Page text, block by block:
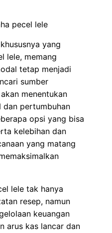
yang
lele, memang
tetap menjadi
sumber
menentukan
dan pertumbuhan
opsi yang bisa
kelebihan dan
yang matang
lele tak hanya
resep, namun
keuangan
arus kas lancar dan